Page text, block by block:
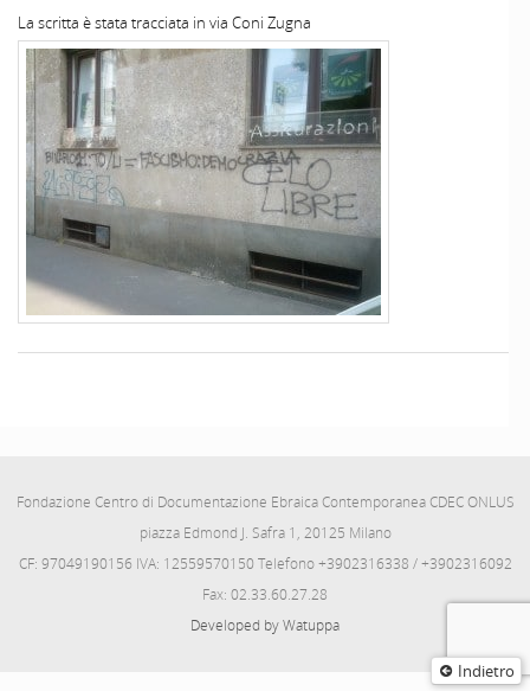
Indietro
La scritta è stata tracciata in via Coni Zugna
Fondazione Centro di Documentazione Ebraica Contemporanea CDEC ONLUS
piazza Edmond J. Safra 1, 20125 Milano
CF: 97049190156 IVA: 12559570150 Telefono +3902316338 / +3902316092
Fax: 02.33.60.27.28
Developed by Watuppa